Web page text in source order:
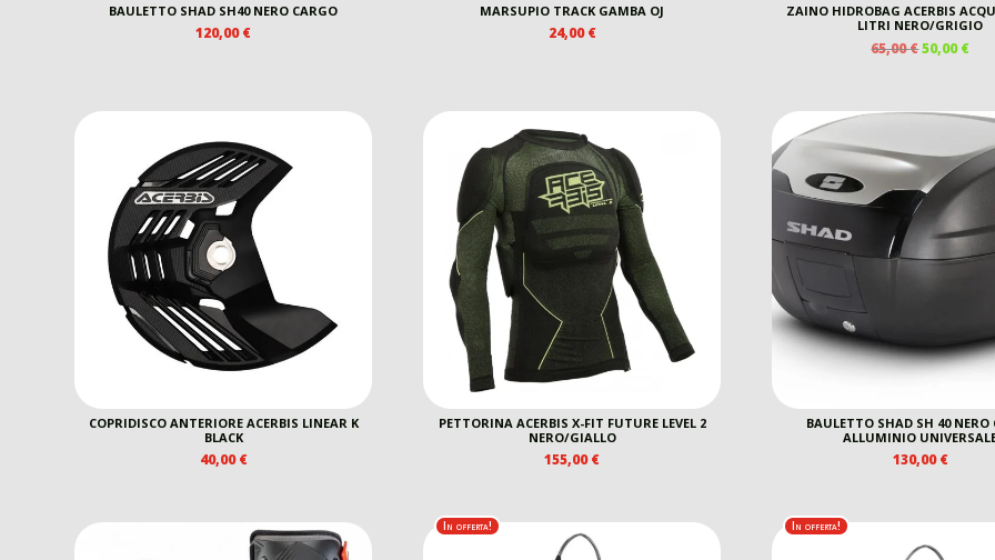
BAULETTO SHAD SH40 NERO CARGO
120,00€
MARSUPIO TRACK GAMBA OJ
24,00€
ZAINO HIDROBAG ACERBIS
LITRI NERO/GRIGIO
65,00€IL
50,00€IL
COPRIDISCO ANTERIORE ACERBIS LINEAR K
BLACK
40,00€
PETTORINA ACERBIS X-FIT FUTURE LEVEL 2
NERO/GIALLO
155,00€
BAULETTO SHAD SH 40 NERO
ALLUMINIO
130,00€
In offerta! In offerta!